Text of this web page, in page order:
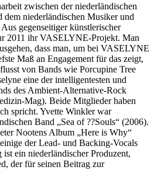
zwischen der niederländischen
dem niederländischen Musiker und
gegenseitiger künstlerischer
2011 ihr VASELYNE-Projekt. Man
dass man, um bei VASELYNE
Maß an Engagement für das zeigt,
von Bands wie Porcupine Tree
eine der intelligentesten und
des Ambient-Alternative-Rock
Mag). Beide Mitglieder haben
spricht. Yvette Winkler war
Band „Sea of ??Souls“ (2006).
Nootens Album „Here is Why“
der Lead- und Backing-Vocals
ein niederländischer Produzent,
der für seinen Beitrag zur